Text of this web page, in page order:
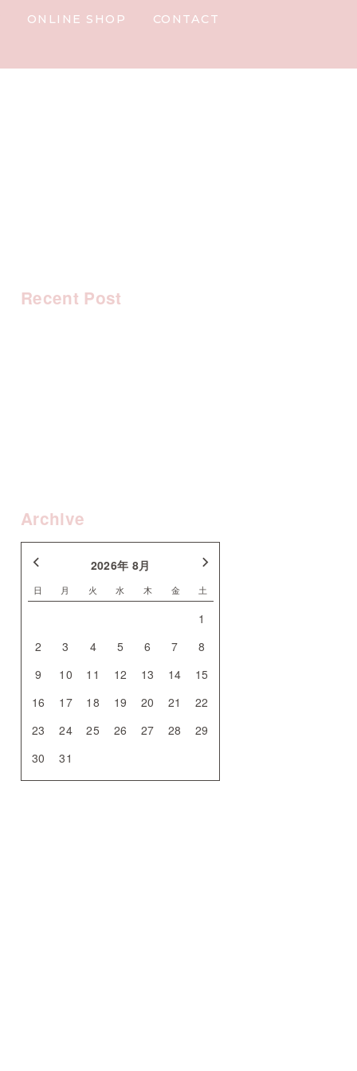
ONLINE SHOP CONTACT
Recent Post
Archive
2026年 8月
日 月 火 水 木 金 土
1
2
3 4 5 6 7
8
9
10 11 12 13 14
15
16
17 18 19 20 21
22
23
24 25 26 27 28
29
30
31